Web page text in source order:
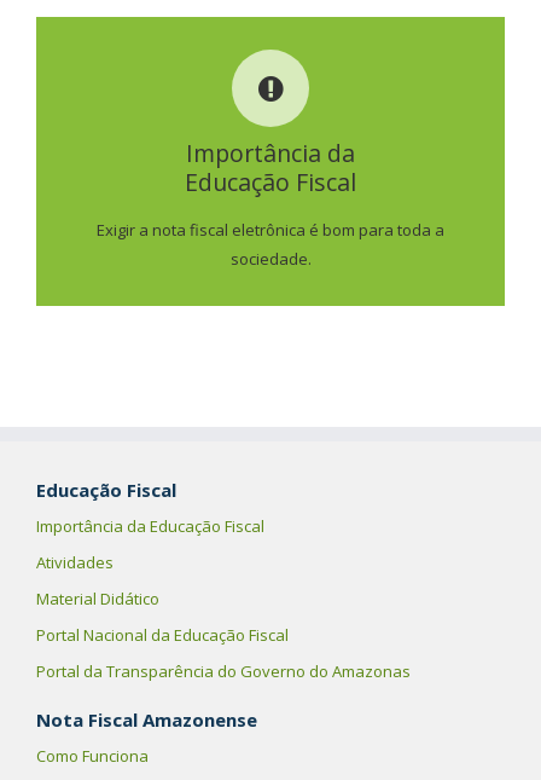
Importância da
Educação Fiscal
Exigir a nota fiscal eletrônica é bom para toda a
sociedade.
IMPORTÂNCIA DA
SAIBA MAIS
Educação Fiscal
Importância da Educação Fiscal
Atividades
Material Didático
Portal Nacional da Educação Fiscal
Portal da Transparência do Governo do Amazonas
Nota Fiscal Amazonense
Como Funciona